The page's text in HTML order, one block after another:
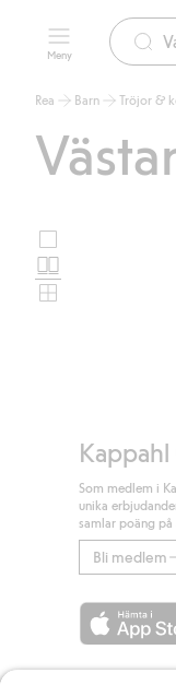
Meny
Rea Barn Tröjor &
Välj
Kappahl
Som medlem i
unika
samlar poäng
Bli medlem